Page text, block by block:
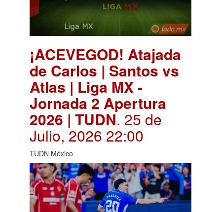
¡ACEVEGOD! Atajada
de Carlos | Santos vs
Atlas | Liga MX -
Jornada 2 Apertura
2026 | TUDN. 25 de
Julio, 2026 22:00
TUDN México